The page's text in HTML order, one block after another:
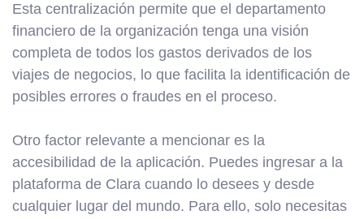
Esta centralización permite que el departamento
financiero de la organización tenga una visión
completa de todos los gastos derivados de los
viajes de negocios, lo que facilita la identificación de
posibles errores o fraudes en el proceso.
Otro factor relevante a mencionar es la
accesibilidad de la aplicación. Puedes ingresar a la
plataforma de Clara cuando lo desees y desde
cualquier lugar del mundo. Para ello, solo necesitas